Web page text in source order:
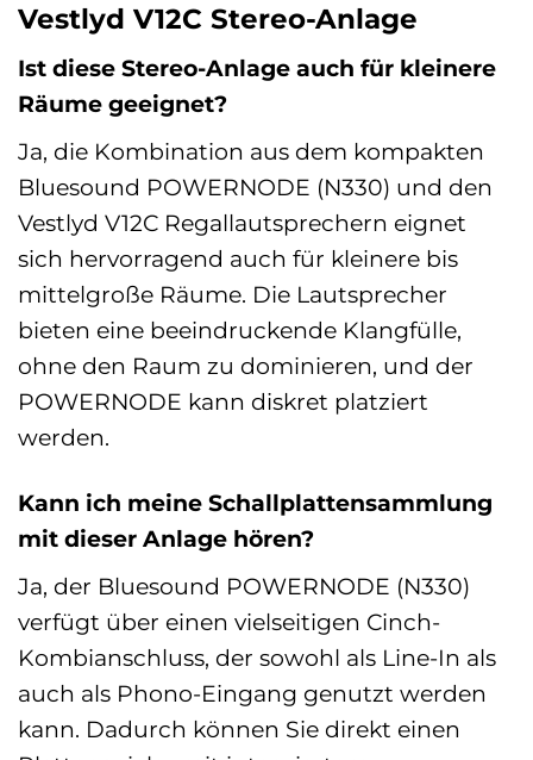
Vestlyd V12C Stereo-Anlage
Ist diese Stereo-Anlage auch für kleinere
Räume geeignet?
Ja, die Kombination aus dem kompakten
Bluesound POWERNODE (N330) und den
Vestlyd V12C Regallautsprechern eignet
sich hervorragend auch für kleinere bis
mittelgroße Räume. Die Lautsprecher
bieten eine beeindruckende Klangfülle,
ohne den Raum zu dominieren, und der
POWERNODE kann diskret platziert
werden.
Kann ich meine Schallplattensammlung
mit dieser Anlage hören?
Ja, der Bluesound POWERNODE (N330)
verfügt über einen vielseitigen Cinch-
Kombianschluss, der sowohl als Line-In als
auch als Phono-Eingang genutzt werden
kann. Dadurch können Sie direkt einen